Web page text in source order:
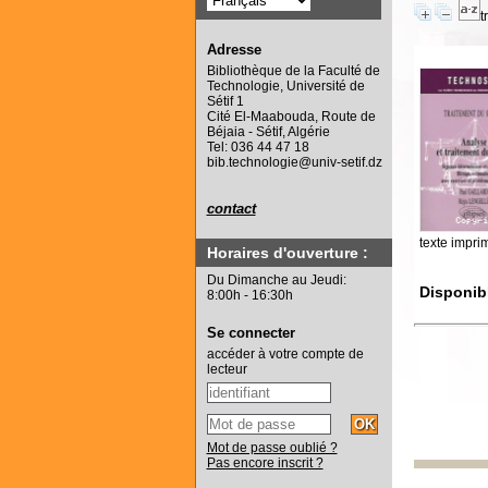
texte
Adresse
Bibliothèque de la Faculté de
Technologie, Université de
Sétif 1
Cité El-Maabouda, Route de
Béjaia - Sétif, Algérie
Tel: 036 44 47 18
bib.technologie@univ-setif.dz
contact
Horaires d'ouverture :
Du Dimanche au Jeudi:
8:00h - 16:30h
Se connecter
accéder à votre compte de
lecteur
Mot de passe oublié ?
Pas encore inscrit ?